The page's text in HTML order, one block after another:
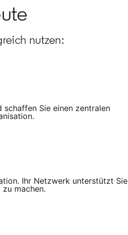
nutzen:
Sie einen zentralen
Ihr Netzwerk unterstützt Sie
machen.